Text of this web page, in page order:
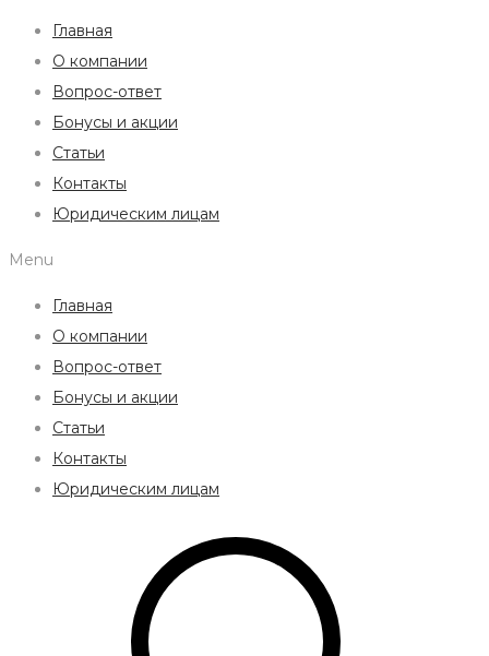
Главная
О компании
Вопрос-ответ
Бонусы и акции
Статьи
Контакты
Юридическим лицам
Menu
Главная
О компании
Вопрос-ответ
Бонусы и акции
Статьи
Контакты
Юридическим лицам